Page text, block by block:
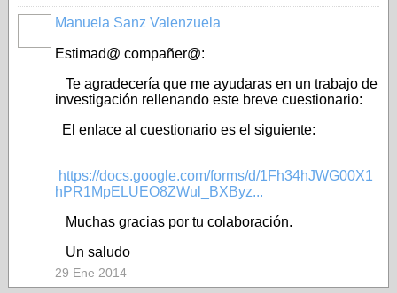
Manuela Sanz Valenzuela
Estimad@ compañer@:
Te agradecería que me ayudaras en un trabajo de
investigación rellenando este breve cuestionario:
El enlace al cuestionario es el siguiente:
https://docs.google.com/forms/d/1Fh34hJWG00X1
hPR1MpELUEO8ZWul_BXByz...
Muchas gracias por tu colaboración.
Un saludo
29 Ene 2014